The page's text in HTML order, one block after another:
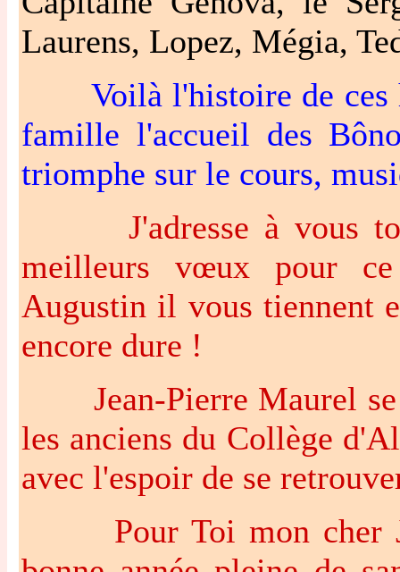
Laurens, Lopez, Mégia,
Voilà l'histoire de ces
famille l'accueil des
triomphe sur le cours,
J'adresse à vous
meilleurs vœux pour
Augustin il vous tiennent
encore dure !
Jean-Pierre Maurel se
les anciens du Collège
avec l'espoir de se
Pour Toi mon cher